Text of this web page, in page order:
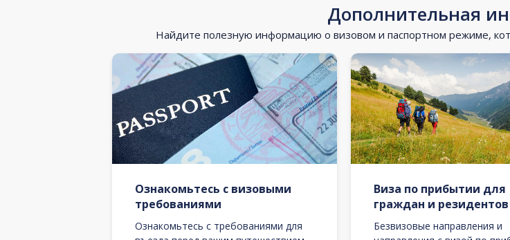
Дополнительная
Найдите полезную информацию о визовом и паспортном режиме,
Ознакомьтесь с визовыми
требованиями
Ознакомьтесь с требованиями для
Виза по прибытии для
граждан и
Безвизовые направления и